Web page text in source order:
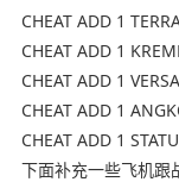
CHEAT ADD 1
CHEAT ADD 1
CHEAT ADD 1
CHEAT ADD 1
CHEAT ADD 1
下面补充一些飞机跟